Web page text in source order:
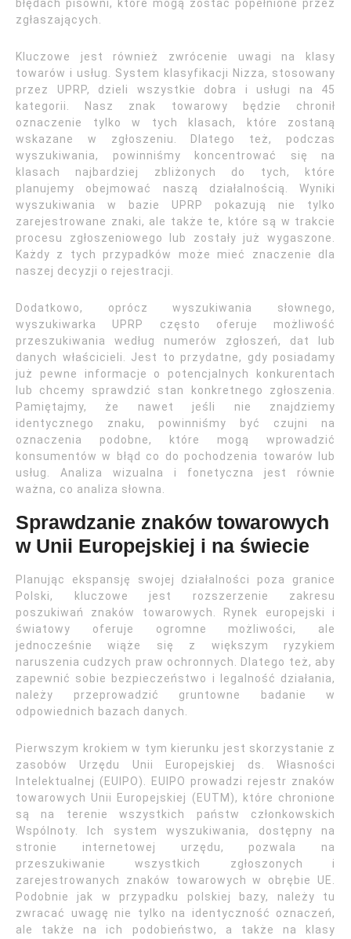
błędach pisowni, które mogą zostać popełnione przez
zgłaszających.
Kluczowe jest również zwrócenie uwagi na klasy
towarów i usług. System klasyfikacji Nizza, stosowany
przez UPRP, dzieli wszystkie dobra i usługi na 45
kategorii. Nasz znak towarowy będzie chronił
oznaczenie tylko w tych klasach, które zostaną
wskazane w zgłoszeniu. Dlatego też, podczas
wyszukiwania, powinniśmy koncentrować się na
klasach najbardziej zbliżonych do tych, które
planujemy obejmować naszą działalnością. Wyniki
wyszukiwania w bazie UPRP pokazują nie tylko
zarejestrowane znaki, ale także te, które są w trakcie
procesu zgłoszeniowego lub zostały już wygaszone.
Każdy z tych przypadków może mieć znaczenie dla
naszej decyzji o rejestracji.
Dodatkowo, oprócz wyszukiwania słownego,
wyszukiwarka UPRP często oferuje możliwość
przeszukiwania według numerów zgłoszeń, dat lub
danych właścicieli. Jest to przydatne, gdy posiadamy
już pewne informacje o potencjalnych konkurentach
lub chcemy sprawdzić stan konkretnego zgłoszenia.
Pamiętajmy, że nawet jeśli nie znajdziemy
identycznego znaku, powinniśmy być czujni na
oznaczenia podobne, które mogą wprowadzić
konsumentów w błąd co do pochodzenia towarów lub
usług. Analiza wizualna i fonetyczna jest równie
ważna, co analiza słowna.
Sprawdzanie znaków towarowych
w Unii Europejskiej i na świecie
Planując ekspansję swojej działalności poza granice
Polski, kluczowe jest rozszerzenie zakresu
poszukiwań znaków towarowych. Rynek europejski i
światowy oferuje ogromne możliwości, ale
jednocześnie wiąże się z większym ryzykiem
naruszenia cudzych praw ochronnych. Dlatego też, aby
zapewnić sobie bezpieczeństwo i legalność działania,
należy przeprowadzić gruntowne badanie w
odpowiednich bazach danych.
Pierwszym krokiem w tym kierunku jest skorzystanie z
zasobów Urzędu Unii Europejskiej ds. Własności
Intelektualnej (EUIPO). EUIPO prowadzi rejestr znaków
towarowych Unii Europejskiej (EUTM), które chronione
są na terenie wszystkich państw członkowskich
Wspólnoty. Ich system wyszukiwania, dostępny na
stronie internetowej urzędu, pozwala na
przeszukiwanie wszystkich zgłoszonych i
zarejestrowanych znaków towarowych w obrębie UE.
Podobnie jak w przypadku polskiej bazy, należy tu
zwracać uwagę nie tylko na identyczność oznaczeń,
ale także na ich podobieństwo, a także na klasy